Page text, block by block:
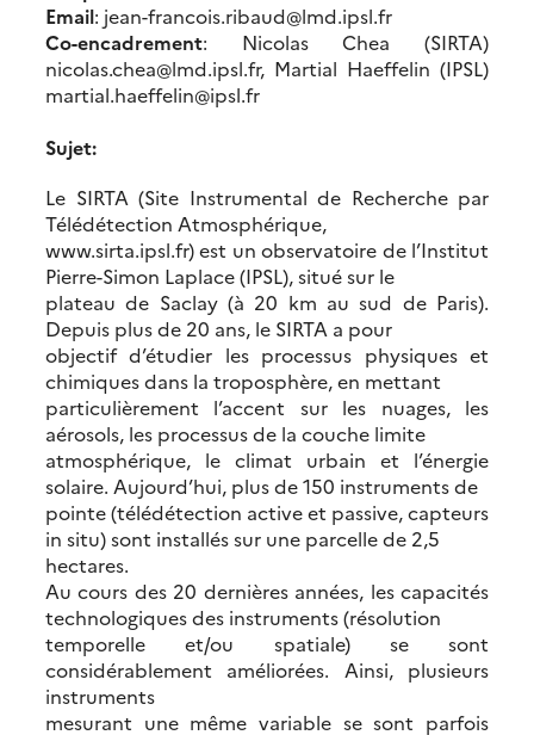
Email: jean-francois.ribaud@lmd.ipsl.fr
Co-encadrement: Nicolas Chea (SIRTA)
nicolas.chea@lmd.ipsl.fr, Martial Haeffelin (IPSL)
martial.haeffelin@ipsl.fr
Sujet:
Le SIRTA (Site Instrumental de Recherche par
Télédétection Atmosphérique,
www.sirta.ipsl.fr) est un observatoire de l’Institut
Pierre-Simon Laplace (IPSL), situé sur le
plateau de Saclay (à 20 km au sud de Paris).
Depuis plus de 20 ans, le SIRTA a pour
objectif d’étudier les processus physiques et
chimiques dans la troposphère, en mettant
particulièrement l’accent sur les nuages, les
aérosols, les processus de la couche limite
atmosphérique, le climat urbain et l’énergie
solaire. Aujourd’hui, plus de 150 instruments de
pointe (télédétection active et passive, capteurs
in situ) sont installés sur une parcelle de 2,5
hectares.
Au cours des 20 dernières années, les capacités
technologiques des instruments (résolution
temporelle et/ou spatiale) se sont
considérablement améliorées. Ainsi, plusieurs
instruments
mesurant une même variable se sont parfois